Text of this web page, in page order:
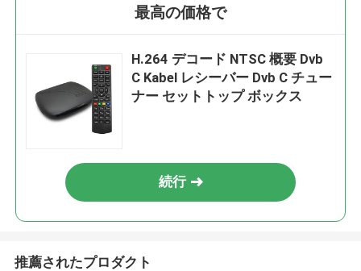
最高の価格で
H.264 デコード NTSC 概要 Dvb
C Kabel レシーバー Dvb C チュー
ナー セットトップ ボックス
続行
推薦されたプロダクト